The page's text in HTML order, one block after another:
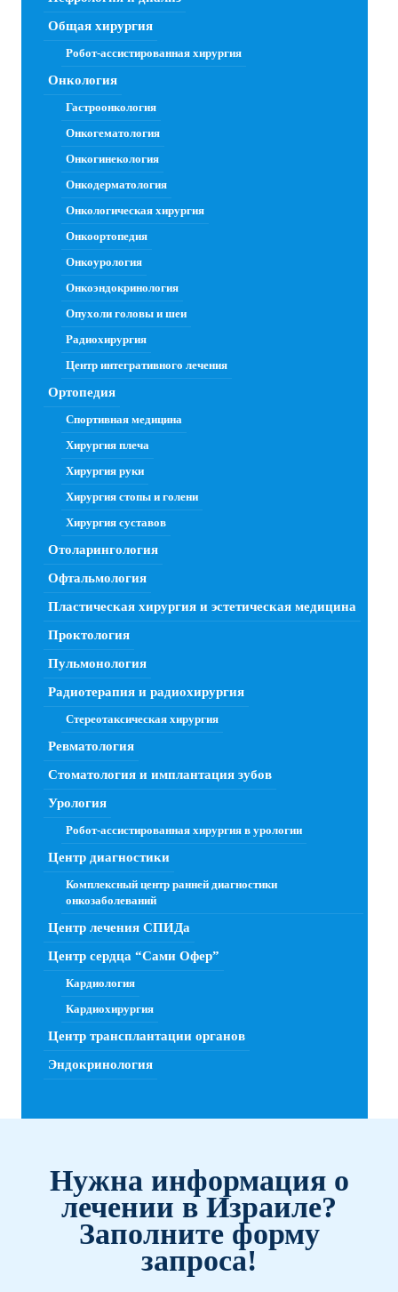
Общая хирургия
Робот-ассистированная хирургия
Онкология
Гастроонкология
Онкогематология
Онкогинекология
Онкодерматология
Онкологическая хирургия
Онкоортопедия
Онкоурология
Онкоэндокринология
Опухоли головы и шеи
Радиохирургия
Центр интегративного лечения
Ортопедия
Спортивная медицина
Хирургия плеча
Хирургия руки
Хирургия стопы и голени
Хирургия суставов
Отоларингология
Офтальмология
Пластическая хирургия и эстетическая медицина
Проктология
Пульмонология
Радиотерапия и радиохирургия
Стереотаксическая хирургия
Ревматология
Стоматология и имплантация зубов
Урология
Робот-ассистированная хирургия в урологии
Центр диагностики
Комплексный центр ранней диагностики
онкозаболеваний
Центр лечения СПИДа
Центр сердца “Сами Офер”
Кардиология
Кардиохирургия
Центр трансплантации органов
Эндокринология
Нужна информация о
лечении в Израиле?
Заполните форму
запроса!